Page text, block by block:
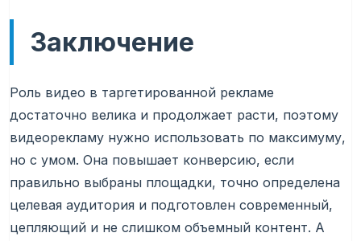
Заключение
Роль видео в таргетированной рекламе
достаточно велика и продолжает расти, поэтому
видеорекламу нужно использовать по максимуму,
но с умом. Она повышает конверсию, если
правильно выбраны площадки, точно определена
целевая аудитория и подготовлен современный,
цепляющий и не слишком объемный контент. А